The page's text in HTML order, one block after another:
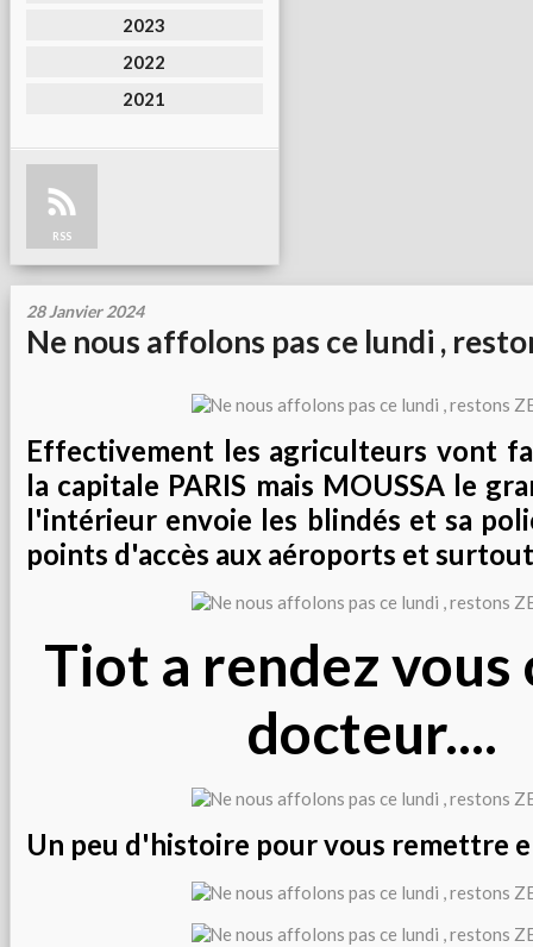
2023
2022
2021
RSS
28 Janvier 2024
Ne nous affolons pas ce lundi ,
Effectivement les agriculteurs vont
la capitale PARIS mais MOUSSA le
l'intérieur envoie les blindés et sa
points d'accès aux aéroports et
Tiot a rendez vous
docteur....
Un peu d'histoire pour vous remettre